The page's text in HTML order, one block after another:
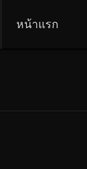
หน้าแรก